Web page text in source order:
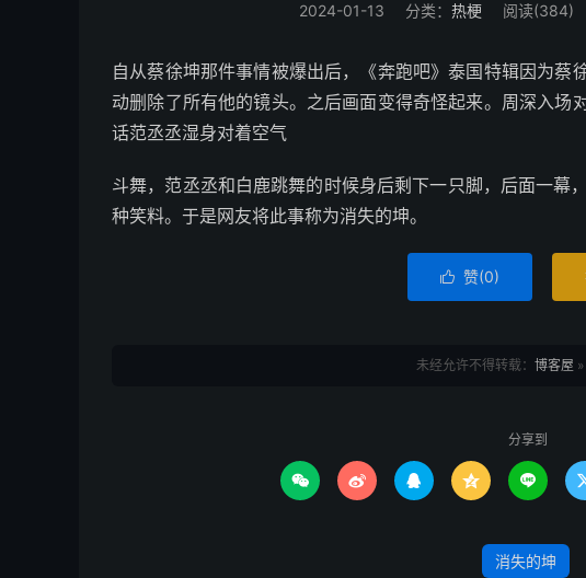
2024-01-13 分类： 热梗 阅读(384)
自从蔡徐坤那件事情被爆出后，《奔跑吧》泰国特辑因为蔡
动删除了所有他的镜头。之后画面变得奇怪起来。周深入场
话范丞丞湿身对着空气
斗舞，范丞丞和白鹿跳舞的时候身后剩下一只脚，后面一
种笑料。于是网友将此事称为消失的坤。
 赞(0)
未经允许不得转载： 博客屋 »
分享到
    
消失的坤